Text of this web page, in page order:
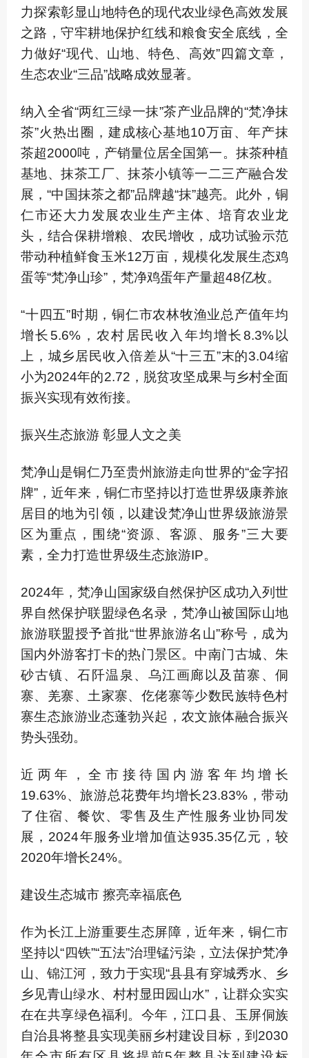
力探索彰显山地特色的现代农业绿色高效发展
之路，守牢耕地保护红线和粮食安全底线，全
力做好“现代、山地、特色、高效”四篇文章，
生态农业“三品”战略成效显著。
纳入全省“两红三绿一抹”茶产业品牌的“梵净抹
茶”火热出圈，建成核心基地10万亩、年产抹
茶超2000吨，产销量位居全国第一。抹茶种植
基地、抹茶工厂、抹茶小镇等一二三产融合发
展，“中国抹茶之都”品牌越“抹”越亮。此外，铜
仁市还大力发展农业生产主体、培育农业龙
头，结合保耕增粮、农民增收，成功试验示范
带动种植鲜食玉米12万亩，规模化发展生态鸡
蛋等“梵净山珍”，梵净鸡蛋年产量超48亿枚。
“十四五”时期，铜仁市农林牧渔业总产值年均
增长5.6%，农村居民收入年均增长8.3%以
上，城乡居民收入倍差从“十三五”末的3.04缩
小为2024年的2.72，脱贫攻坚成果与乡村全面
振兴实现有效衔接。
振兴生态旅游 彰显人文之美
梵净山是铜仁乃至贵州旅游走向世界的“金字招
牌”，近年来，铜仁市坚持以打造世界级康养旅
居目的地为引领，以建设梵净山世界级旅游景
区为重点，围绕“资源、客源、服务”三大要
素，全力打造世界级生态旅游IP。
2024年，梵净山国家级自然保护区成功入列世
界自然保护联盟绿色名录，梵净山被国际山地
旅游联盟授予首批“世界旅游名山”称号，成为
国内外游客打卡的热门景区。中南门古城、朱
砂古镇、石阡温泉、乌江画廊以及苗寨、侗
寨、羌寨、土家寨、仡佬寨等少数民族特色村
寨生态旅游业态蓬勃兴起，农文旅体融合振兴
势头强劲。
近两年，全市接待国内游客年均增长
19.63%、旅游总花费年均增长23.83%，带动
了住宿、餐饮、零售及生产性服务业协同发
展，2024年服务业增加值达935.35亿元，较
2020年增长24%。
建设生态城市 擦亮幸福底色
作为长江上游重要生态屏障，近年来，铜仁市
坚持以“四铁”“五法”治理锰污染，立法保护梵净
山、锦江河，致力于实现“县县有穿城秀水、乡
乡见青山绿水、村村显田园山水”，让群众实实
在在共享绿色福利。今年，江口县、玉屏侗族
自治县将整县实现美丽乡村建设目标，到2030